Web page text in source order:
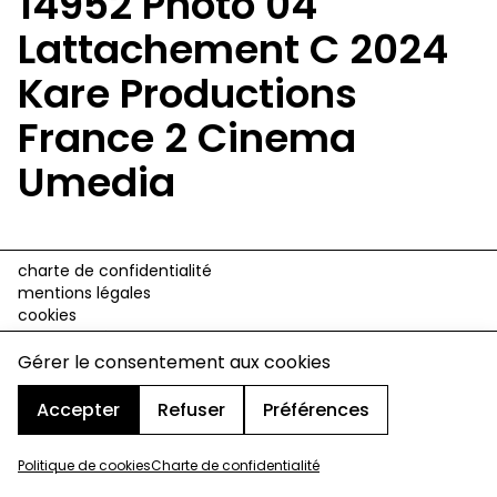
Gérer le consentement aux cookies
Accepter
Refuser Préférences
Politique de cookiesCharte de confidentialité
Lattachement C 2024
Kare Productions
France 2 Cinema
Umedia
charte de confidentialité
mentions légales
cookies
design & développement :© signelazer.com